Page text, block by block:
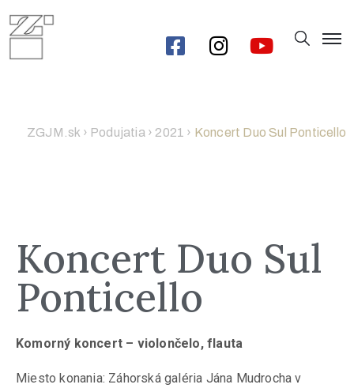
ZGJM.sk › Podujatia › 2021 › Koncert Duo Sul Ponticello
Koncert Duo Sul
Ponticello
Komorný koncert – violončelo, flauta
Miesto konania: Záhorská galéria Jána Mudrocha v